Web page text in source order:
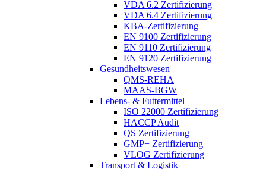
VDA 6.2 Zertifizierung
VDA 6.4 Zertifizierung
KBA-Zertifizierung
EN 9100 Zertifizierung
EN 9110 Zertifizierung
EN 9120 Zertifizierung
Gesundheitswesen
QMS-REHA
MAAS-BGW
Lebens- & Futtermittel
ISO 22000 Zertifizierung
HACCP Audit
QS Zertifizierung
GMP+ Zertifizierung
VLOG Zertifizierung
Transport & Logistik